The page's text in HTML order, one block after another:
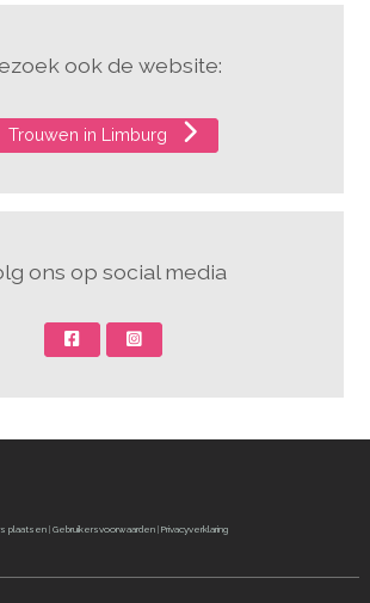
ook de website:
Trouwen in Limburg
ons op social media
plaatsen |Gebruikersvoorwaarden |Privacyverklaring